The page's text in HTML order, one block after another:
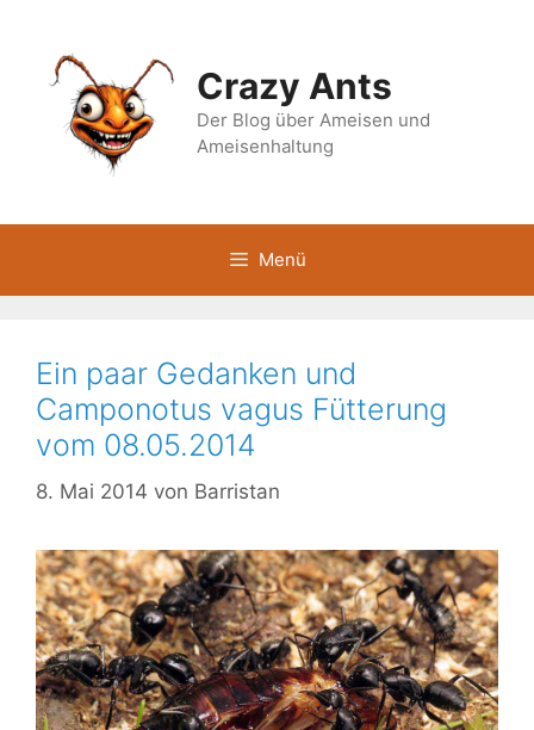
springen
Crazy Ants
Der Blog über Ameisen und
Ameisenhaltung
Menü
Ein paar Gedanken und
Camponotus vagus Fütterung
vom 08.05.2014
8. Mai 2014 von Barristan